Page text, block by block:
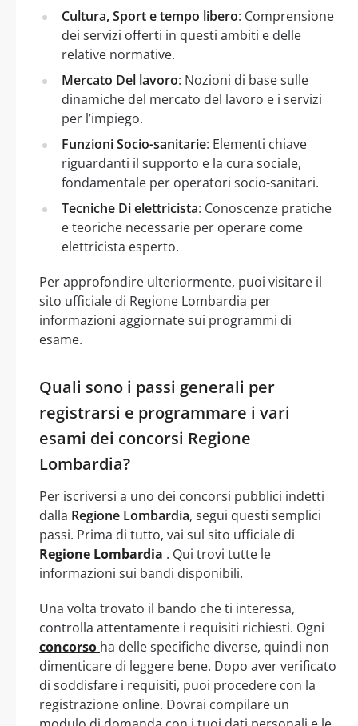
Cultura, Sport e tempo libero: Comprensione
dei servizi offerti in questi ambiti e delle
relative normative.
Mercato Del lavoro: Nozioni di base sulle
dinamiche del mercato del lavoro e i servizi
per l’impiego.
Funzioni Socio-sanitarie: Elementi chiave
riguardanti il supporto e la cura sociale,
fondamentale per operatori socio-sanitari.
Tecniche Di elettricista: Conoscenze pratiche
e teoriche necessarie per operare come
elettricista esperto.
Per approfondire ulteriormente, puoi visitare il
sito ufficiale di Regione Lombardia per
informazioni aggiornate sui programmi di
esame.
Quali sono i passi generali per
registrarsi e programmare i vari
esami dei concorsi Regione
Lombardia?
Per iscriversi a uno dei concorsi pubblici indetti
dalla Regione Lombardia, segui questi semplici
passi. Prima di tutto, vai sul sito ufficiale di
Regione Lombardia . Qui trovi tutte le
informazioni sui bandi disponibili.
Una volta trovato il bando che ti interessa,
controlla attentamente i requisiti richiesti. Ogni
concorso ha delle specifiche diverse, quindi non
dimenticare di leggere bene. Dopo aver verificato
di soddisfare i requisiti, puoi procedere con la
registrazione online. Dovrai compilare un